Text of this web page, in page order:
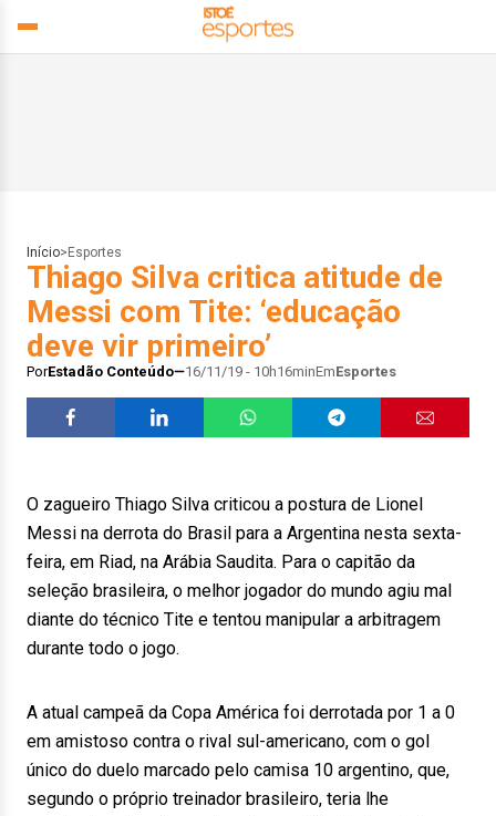
Início> Esportes
Thiago Silva critica atitude de
Messi com Tite: ‘educação
deve vir primeiro’
PorEstadão Conteúdo 16/11/19 - 10h16minEmEsportes
O zagueiro Thiago Silva criticou a postura de Lionel
Messi na derrota do Brasil para a Argentina nesta sexta-
feira, em Riad, na Arábia Saudita. Para o capitão da
seleção brasileira, o melhor jogador do mundo agiu mal
diante do técnico Tite e tentou manipular a arbitragem
durante todo o jogo.
A atual campeã da Copa América foi derrotada por 1 a 0
em amistoso contra o rival sul-americano, com o gol
único do duelo marcado pelo camisa 10 argentino, que,
segundo o próprio treinador brasileiro, teria lhe